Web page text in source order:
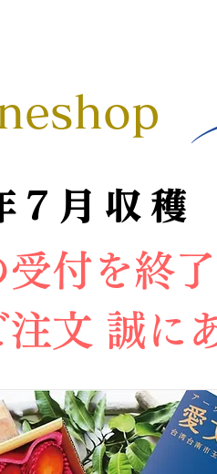
7月収穫
7月収穫
受付を終
注文 誠に